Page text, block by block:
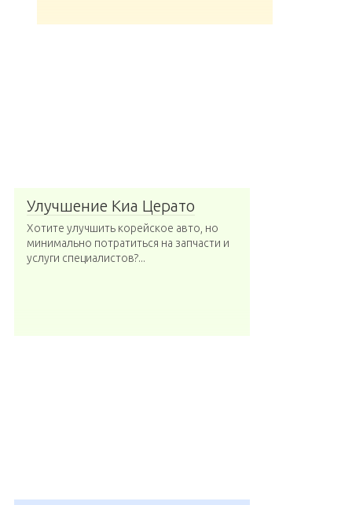
Улучшение Киа Церато
Хотите улучшить корейское авто, но
минимально потратиться на запчасти и
услуги специалистов?...